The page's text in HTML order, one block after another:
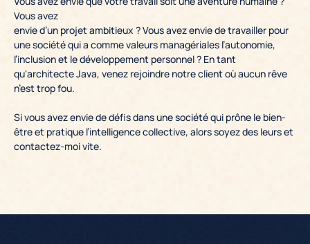
Vous avez
envie d’un projet ambitieux ? Vous avez envie de travailler pour
une société qui a comme valeurs managériales l’autonomie,
l’inclusion et le développement personnel ? En tant
qu'architecte Java, venez rejoindre notre client où aucun rêve
n’est trop fou.
Si vous avez envie de défis dans une société qui prône le bien-
être et pratique l’intelligence collective, alors soyez des leurs et
contactez-moi vite.